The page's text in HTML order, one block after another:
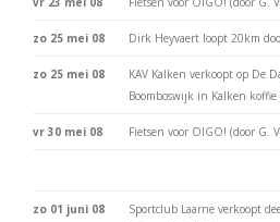
zo 25 mei 08 Dirk Heyvaert loopt 20km
zo 25 mei 08
KAV Kalken verkoopt op De
Boomboswijk in Kalken koffie
vr 30 mei 08 Fietsen voor OIGO! (door G.
zo 01 juni 08
Sportclub Laarne verkoopt